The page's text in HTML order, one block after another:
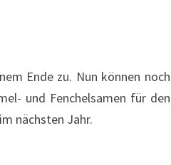
Ende zu. Nun können noch
und Fenchelsamen für den
nächsten Jahr.